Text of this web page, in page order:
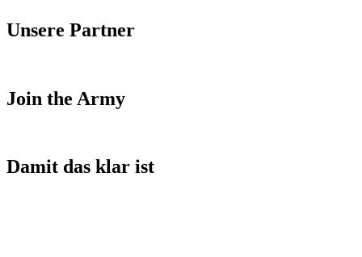
Unsere Partner
Join the Army
Damit das klar ist